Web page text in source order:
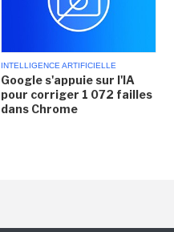
INTELLIGENCE ARTIFICIELLE
Google s'appuie sur l'IA
pour corriger 1 072 failles
dans Chrome